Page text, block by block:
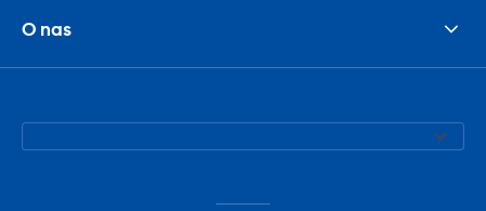
O nas